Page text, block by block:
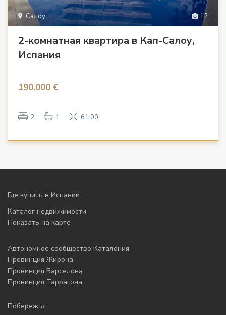
12
Салоу
2-комнатная квартира в Кап-Салоу,
Испания
190.000 €
2 1 61.00
Где купить в Испании
Каталог недвижимости
Показать на карте
Автономное сообщество Каталония
Провинция Жирона
Провинция Барселона
Провинция Таррагона
Побережья